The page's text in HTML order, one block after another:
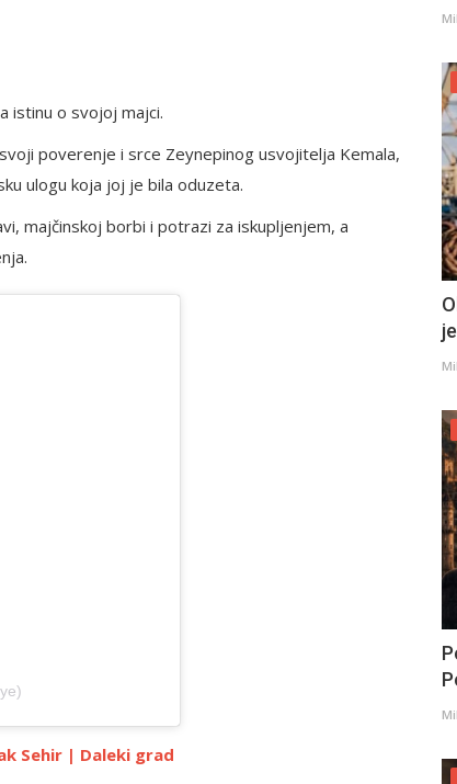
istinu o svojoj majci.
poverenje i srce Zeynepinog usvojitelja Kemala,
ulogu koja joj je bila oduzeta.
majčinskoj borbi i potrazi za iskupljenjem, a
Sehir | Daleki grad